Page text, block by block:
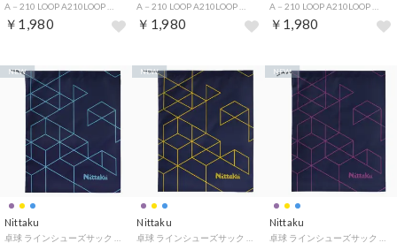
￥1,980 ￥1,980 ￥1,980
Nittaku
NEW
Nittaku
NEW
Nittaku
NEW